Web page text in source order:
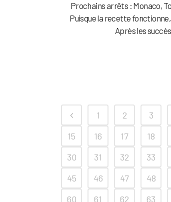
Prochains arrêts : Monaco,
Puisque la recette
Après les
1 2 3
15
16 17 18
30
31 32 33
45
46 47 48
60
61 62 63